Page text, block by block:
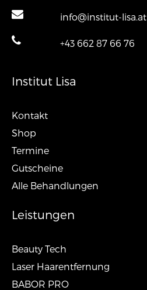
info@institut-lisa.at
+43 662 87 66 76
Institut Lisa
Kontakt
Shop
Termine
Gutscheine
Alle Behandlungen
Leistungen
Beauty Tech
Laser Haarentfernung
BABOR PRO